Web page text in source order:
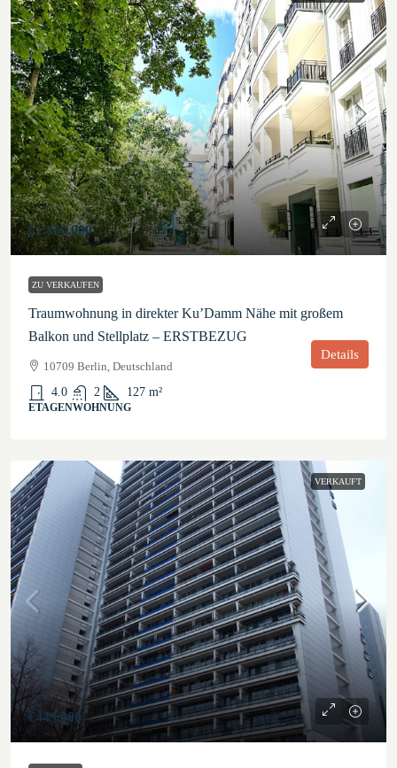
€1.850.000
ZU VERKAUFEN
Traumwohnung in direkter Ku’Damm Nähe mit großem
Balkon und Stellplatz – ERSTBEZUG
10709 Berlin, Deutschland
4.0
2 127 m²
ETAGENWOHNUNG
Details
VERKAUFT
€449.000